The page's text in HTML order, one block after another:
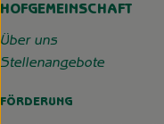
HOFGEMEINSCHAFT
Über uns
Stellenangebote
FÖRDERUNG